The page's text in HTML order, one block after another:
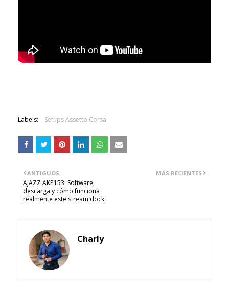
Labels: Setups Assetto Corsa
MÁS RECIENTES
ANTIGUOS
AJAZZ AKP153: Software,
descarga y cómo funciona
realmente este stream dock
Charly